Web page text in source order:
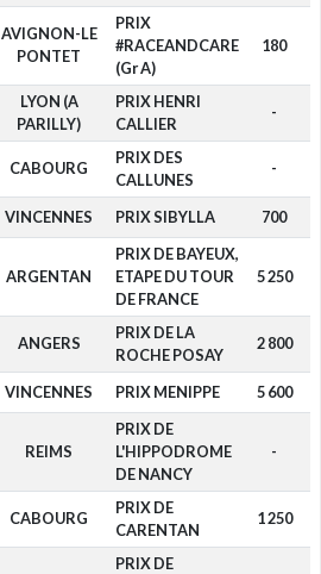
AVIGNON-LE
PONTET
PRIX
#RACEANDCARE
(Gr A)
180
LYON (A
PARILLY)
PRIX HENRI
CALLIER
-
CABOURG
PRIX DES
CALLUNES
-
VINCENNES PRIX SIBYLLA 700
ARGENTAN
PRIX DE BAYEUX,
ETAPE DU TOUR
DE FRANCE
5 250
ANGERS
PRIX DE LA
ROCHE POSAY
2 800
VINCENNES PRIX MENIPPE 5 600
REIMS
PRIX DE
L'HIPPODROME
DE NANCY
-
CABOURG
PRIX DE
CARENTAN
1 250
PRIX DE